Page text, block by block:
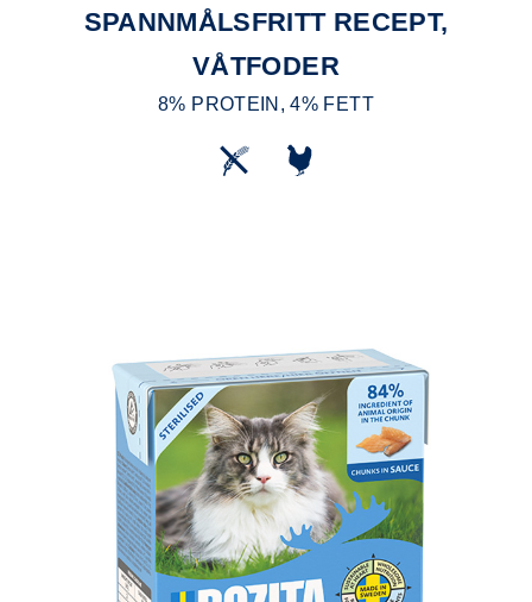
SPANNMÅLSFRITT RECEPT,
VÅTFODER
8% PROTEIN, 4% FETT